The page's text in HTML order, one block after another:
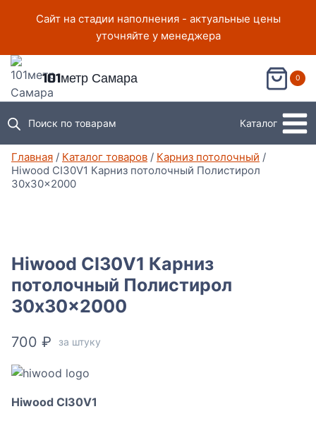
Сайт на стадии наполнения - актуальные цены
уточняйте у менеджера
101метр Самара 0
Поиск по товарам Каталог
Главная / Каталог товаров / Карниз потолочный /
Hiwood CI30V1 Карниз потолочный Полистирол
30x30x2000
Hiwood CI30V1 Карниз
потолочный Полистирол
30x30x2000
700 ₽ за штуку
Hiwood CI30V1